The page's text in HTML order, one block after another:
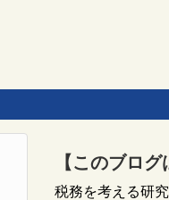
【このブログ
税務を考える研